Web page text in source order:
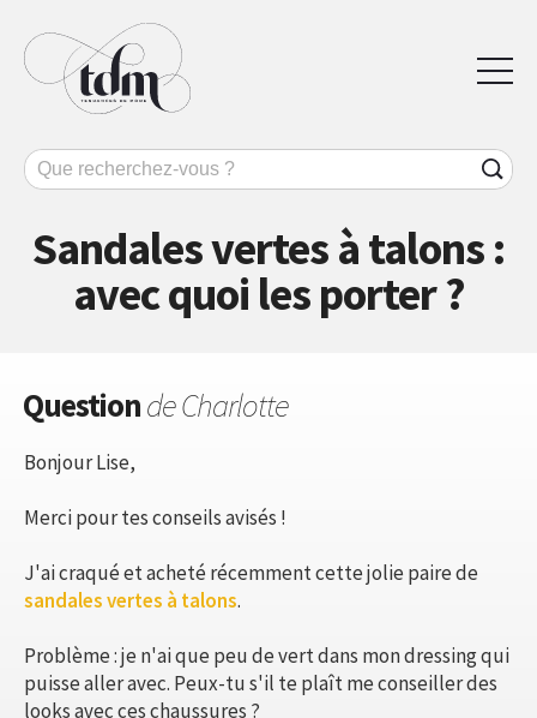
Sandales vertes à talons :
avec quoi les porter ?
Questionde Charlotte
Bonjour Lise,
Merci pour tes conseils avisés !
J'ai craqué et acheté récemment cette jolie paire de
sandales vertes à talons.
Problème : je n'ai que peu de vert dans mon dressing qui
puisse aller avec. Peux-tu s'il te plaît me conseiller des
looks avec ces chaussures ?